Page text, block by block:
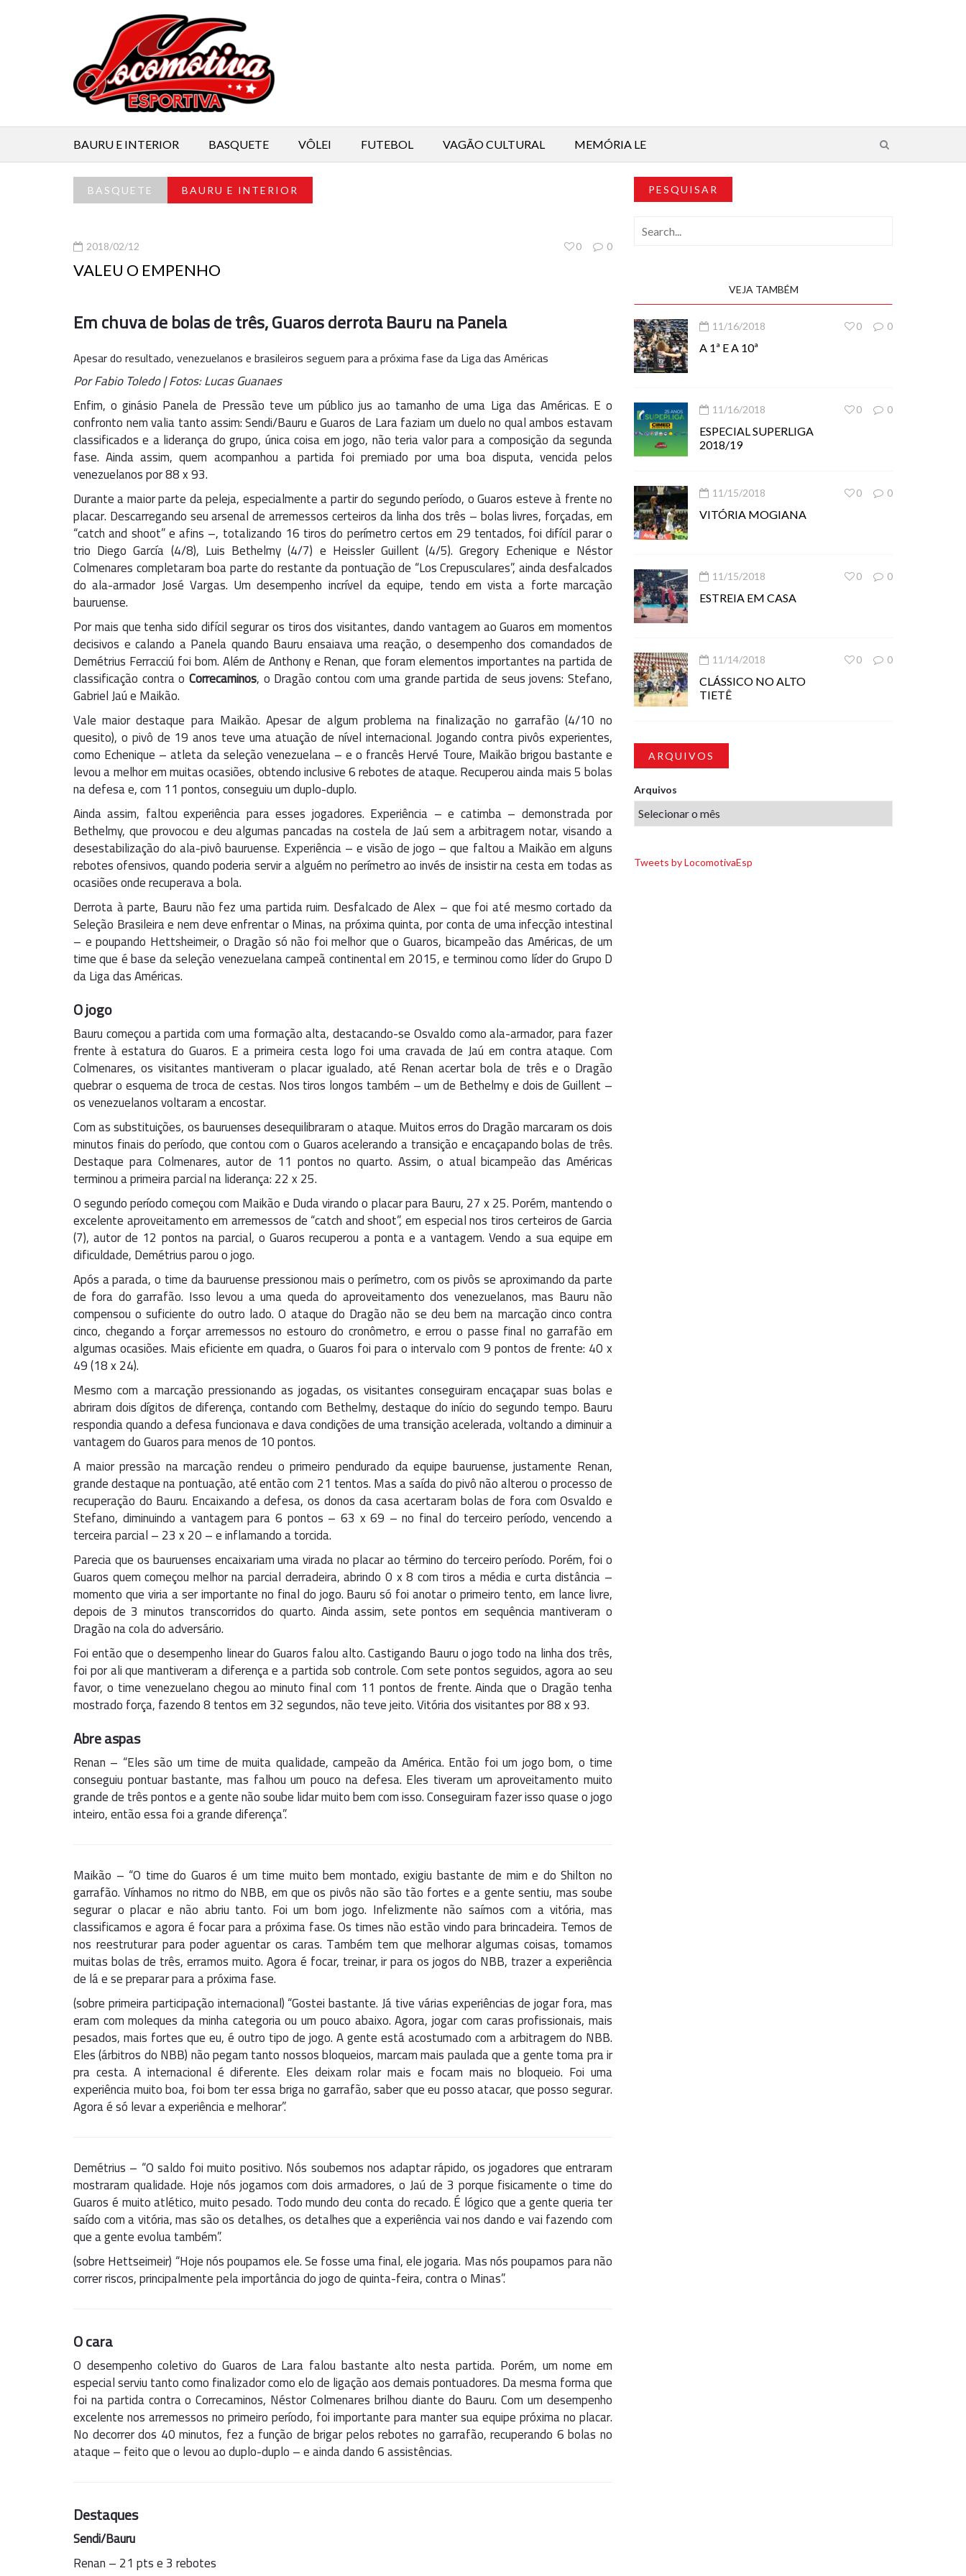
BAURU E INTERIOR BASQUETE VÔLEI FUTEBOL VAGÃO CULTURAL MEMÓRIA LE
BASQUETE BAURU E INTERIOR
2018/02/12 0
0
VALEU O EMPENHO
Em chuva de bolas de três, Guaros derrota Bauru na Panela
Apesar do resultado, venezuelanos e brasileiros seguem para a próxima fase da Liga das Américas
Por Fabio Toledo | Fotos: Lucas Guanaes
Enfim, o ginásio Panela de Pressão teve um público jus ao tamanho de uma Liga das Américas. E o
confronto nem valia tanto assim: Sendi/Bauru e Guaros de Lara faziam um duelo no qual ambos estavam
classificados e a liderança do grupo, única coisa em jogo, não teria valor para a composição da segunda
fase. Ainda assim, quem acompanhou a partida foi premiado por uma boa disputa, vencida pelos
venezuelanos por 88 x 93.
Durante a maior parte da peleja, especialmente a partir do segundo período, o Guaros esteve à frente no
placar. Descarregando seu arsenal de arremessos certeiros da linha dos três – bolas livres, forçadas, em
“catch and shoot” e afins –, totalizando 16 tiros do perímetro certos em 29 tentados, foi difícil parar o
trio Diego García (4/8), Luis Bethelmy (4/7) e Heissler Guillent (4/5). Gregory Echenique e Néstor
Colmenares completaram boa parte do restante da pontuação de “Los Crepusculares”, ainda desfalcados
do ala-armador José Vargas. Um desempenho incrível da equipe, tendo em vista a forte marcação
bauruense.
Por mais que tenha sido difícil segurar os tiros dos visitantes, dando vantagem ao Guaros em momentos
decisivos e calando a Panela quando Bauru ensaiava uma reação, o desempenho dos comandados de
Demétrius Ferracciú foi bom. Além de Anthony e Renan, que foram elementos importantes na partida de
classificação contra o Correcaminos, o Dragão contou com uma grande partida de seus jovens: Stefano,
Gabriel Jaú e Maikão.
Vale maior destaque para Maikão. Apesar de algum problema na finalização no garrafão (4/10 no
quesito), o pivô de 19 anos teve uma atuação de nível internacional. Jogando contra pivôs experientes,
como Echenique – atleta da seleção venezuelana – e o francês Hervé Toure, Maikão brigou bastante e
levou a melhor em muitas ocasiões, obtendo inclusive 6 rebotes de ataque. Recuperou ainda mais 5 bolas
na defesa e, com 11 pontos, conseguiu um duplo-duplo.
Ainda assim, faltou experiência para esses jogadores. Experiência – e catimba – demonstrada por
Bethelmy, que provocou e deu algumas pancadas na costela de Jaú sem a arbitragem notar, visando a
desestabilização do ala-pivô bauruense. Experiência – e visão de jogo – que faltou a Maikão em alguns
rebotes ofensivos, quando poderia servir a alguém no perímetro ao invés de insistir na cesta em todas as
ocasiões onde recuperava a bola.
Derrota à parte, Bauru não fez uma partida ruim. Desfalcado de Alex – que foi até mesmo cortado da
Seleção Brasileira e nem deve enfrentar o Minas, na próxima quinta, por conta de uma infecção intestinal
– e poupando Hettsheimeir, o Dragão só não foi melhor que o Guaros, bicampeão das Américas, de um
time que é base da seleção venezuelana campeã continental em 2015, e terminou como líder do Grupo D
da Liga das Américas.
O jogo
Bauru começou a partida com uma formação alta, destacando-se Osvaldo como ala-armador, para fazer
frente à estatura do Guaros. E a primeira cesta logo foi uma cravada de Jaú em contra ataque. Com
Colmenares, os visitantes mantiveram o placar igualado, até Renan acertar bola de três e o Dragão
quebrar o esquema de troca de cestas. Nos tiros longos também – um de Bethelmy e dois de Guillent –
os venezuelanos voltaram a encostar.
Com as substituições, os bauruenses desequilibraram o ataque. Muitos erros do Dragão marcaram os dois
minutos finais do período, que contou com o Guaros acelerando a transição e encaçapando bolas de três.
Destaque para Colmenares, autor de 11 pontos no quarto. Assim, o atual bicampeão das Américas
terminou a primeira parcial na liderança: 22 x 25.
O segundo período começou com Maikão e Duda virando o placar para Bauru, 27 x 25. Porém, mantendo o
excelente aproveitamento em arremessos de “catch and shoot”, em especial nos tiros certeiros de Garcia
(7), autor de 12 pontos na parcial, o Guaros recuperou a ponta e a vantagem. Vendo a sua equipe em
dificuldade, Demétrius parou o jogo.
Após a parada, o time da bauruense pressionou mais o perímetro, com os pivôs se aproximando da parte
de fora do garrafão. Isso levou a uma queda do aproveitamento dos venezuelanos, mas Bauru não
compensou o suficiente do outro lado. O ataque do Dragão não se deu bem na marcação cinco contra
cinco, chegando a forçar arremessos no estouro do cronômetro, e errou o passe final no garrafão em
algumas ocasiões. Mais eficiente em quadra, o Guaros foi para o intervalo com 9 pontos de frente: 40 x
49 (18 x 24).
Mesmo com a marcação pressionando as jogadas, os visitantes conseguiram encaçapar suas bolas e
abriram dois dígitos de diferença, contando com Bethelmy, destaque do início do segundo tempo. Bauru
respondia quando a defesa funcionava e dava condições de uma transição acelerada, voltando a diminuir a
vantagem do Guaros para menos de 10 pontos.
A maior pressão na marcação rendeu o primeiro pendurado da equipe bauruense, justamente Renan,
grande destaque na pontuação, até então com 21 tentos. Mas a saída do pivô não alterou o processo de
recuperação do Bauru. Encaixando a defesa, os donos da casa acertaram bolas de fora com Osvaldo e
Stefano, diminuindo a vantagem para 6 pontos – 63 x 69 – no final do terceiro período, vencendo a
terceira parcial – 23 x 20 – e inflamando a torcida.
Parecia que os bauruenses encaixariam uma virada no placar ao término do terceiro período. Porém, foi o
Guaros quem começou melhor na parcial derradeira, abrindo 0 x 8 com tiros a média e curta distância –
momento que viria a ser importante no final do jogo. Bauru só foi anotar o primeiro tento, em lance livre,
depois de 3 minutos transcorridos do quarto. Ainda assim, sete pontos em sequência mantiveram o
Dragão na cola do adversário.
Foi então que o desempenho linear do Guaros falou alto. Castigando Bauru o jogo todo na linha dos três,
foi por ali que mantiveram a diferença e a partida sob controle. Com sete pontos seguidos, agora ao seu
favor, o time venezuelano chegou ao minuto final com 11 pontos de frente. Ainda que o Dragão tenha
mostrado força, fazendo 8 tentos em 32 segundos, não teve jeito. Vitória dos visitantes por 88 x 93.
Abre aspas
Renan – “Eles são um time de muita qualidade, campeão da América. Então foi um jogo bom, o time
conseguiu pontuar bastante, mas falhou um pouco na defesa. Eles tiveram um aproveitamento muito
grande de três pontos e a gente não soube lidar muito bem com isso. Conseguiram fazer isso quase o jogo
inteiro, então essa foi a grande diferença”.
Maikão – “O time do Guaros é um time muito bem montado, exigiu bastante de mim e do Shilton no
garrafão. Vínhamos no ritmo do NBB, em que os pivôs não são tão fortes e a gente sentiu, mas soube
segurar o placar e não abriu tanto. Foi um bom jogo. Infelizmente não saímos com a vitória, mas
classificamos e agora é focar para a próxima fase. Os times não estão vindo para brincadeira. Temos de
nos reestruturar para poder aguentar os caras. Também tem que melhorar algumas coisas, tomamos
muitas bolas de três, erramos muito. Agora é focar, treinar, ir para os jogos do NBB, trazer a experiência
de lá e se preparar para a próxima fase.
(sobre primeira participação internacional) “Gostei bastante. Já tive várias experiências de jogar fora, mas
eram com moleques da minha categoria ou um pouco abaixo. Agora, jogar com caras profissionais, mais
pesados, mais fortes que eu, é outro tipo de jogo. A gente está acostumado com a arbitragem do NBB.
Eles (árbitros do NBB) não pegam tanto nossos bloqueios, marcam mais paulada que a gente toma pra ir
pra cesta. A internacional é diferente. Eles deixam rolar mais e focam mais no bloqueio. Foi uma
experiência muito boa, foi bom ter essa briga no garrafão, saber que eu posso atacar, que posso segurar.
Agora é só levar a experiência e melhorar”.
Demétrius – “O saldo foi muito positivo. Nós soubemos nos adaptar rápido, os jogadores que entraram
mostraram qualidade. Hoje nós jogamos com dois armadores, o Jaú de 3 porque fisicamente o time do
Guaros é muito atlético, muito pesado. Todo mundo deu conta do recado. É lógico que a gente queria ter
saído com a vitória, mas são os detalhes, os detalhes que a experiência vai nos dando e vai fazendo com
que a gente evolua também”.
(sobre Hettseimeir) “Hoje nós poupamos ele. Se fosse uma final, ele jogaria. Mas nós poupamos para não
correr riscos, principalmente pela importância do jogo de quinta-feira, contra o Minas”.
O cara
O desempenho coletivo do Guaros de Lara falou bastante alto nesta partida. Porém, um nome em
especial serviu tanto como finalizador como elo de ligação aos demais pontuadores. Da mesma forma que
foi na partida contra o Correcaminos, Néstor Colmenares brilhou diante do Bauru. Com um desempenho
excelente nos arremessos no primeiro período, foi importante para manter sua equipe próxima no placar.
No decorrer dos 40 minutos, fez a função de brigar pelos rebotes no garrafão, recuperando 6 bolas no
ataque – feito que o levou ao duplo-duplo – e ainda dando 6 assistências.
Destaques
Sendi/Bauru
Renan – 21 pts e 3 rebotes
PESQUISAR
VEJA TAMBÉM
11/16/2018 0
0
A 1ª E A 10ª
11/16/2018 0
0
ESPECIAL SUPERLIGA
2018/19
11/15/2018 0
0
VITÓRIA MOGIANA
11/15/2018 0
0
ESTREIA EM CASA
11/14/2018 0
0
CLÁSSICO NO ALTO
TIETÊ
ARQUIVOS
Arquivos
Tweets by LocomotivaEsp